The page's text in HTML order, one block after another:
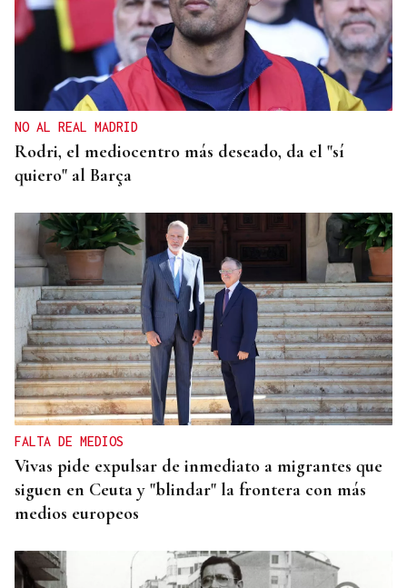
QUEN CHO DIXO
¿Sabe usted que el sushi gratis desata las colas en
Ourense?
NO AL REAL MADRID
Rodri, el mediocentro más deseado, da el "sí
quiero" al Barça
FALTA DE MEDIOS
Vivas pide expulsar de inmediato a migrantes que
siguen en Ceuta y "blindar" la frontera con más
medios europeos